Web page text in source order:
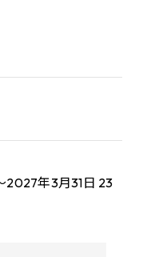
2027年3月31日 23